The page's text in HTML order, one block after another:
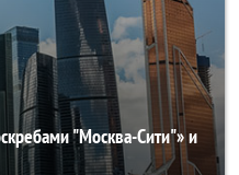
"Москва-Сити"» и